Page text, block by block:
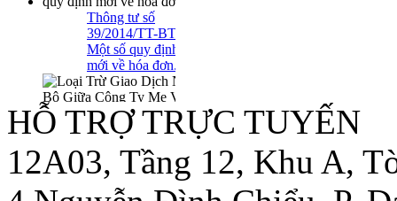
mới về hóa đơn..
Loại Trừ Giao
Dịch Nội Bộ Giữa
Công Ty Mẹ Và
Công Ty Liên Kết
HỖ TRỢ TRỰC TUYẾN
12A03, Tầng 12, Khu A,